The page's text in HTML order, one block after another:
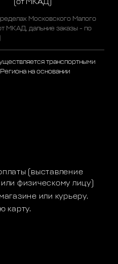
(от МКАД)
Московского Малого
МКАД, дальние заказы - по
транспортными
на основании
(выставление
физическому лицу)
или курьеру.
карту.